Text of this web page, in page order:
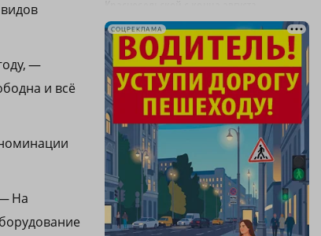
—
и всё
На
18:37
Волонтеры обнаружили заброшенный
дом, в котором живет около 20 собак и
щенков
18:02
В Нижегородской области наградили
более 40 организаций к Дню строителя
17:57
Садыр Жапаров и Глеб Никитин провели
рабочую встречу в Киргизии
СОЦРЕКЛАМА